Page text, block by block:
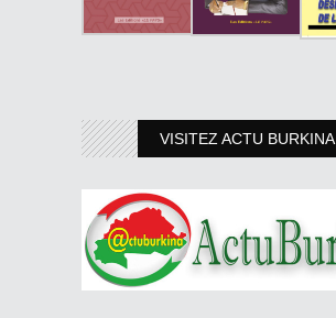
VISITEZ ACTU BURKINA